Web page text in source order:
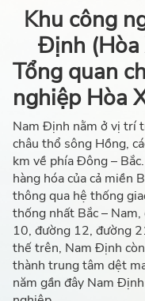
Khu công
Định
Tổng quan
nghiệp Hòa
Nam Định nằm ở vị trí
châu thổ sông Hồng,
km về phía Đông –
hàng hóa của cả miền
thông qua hệ thống
thống nhất Bắc –
10, đường 12, đường
thế trên, Nam Định
thành trung tâm dệt
năm gần đây Nam